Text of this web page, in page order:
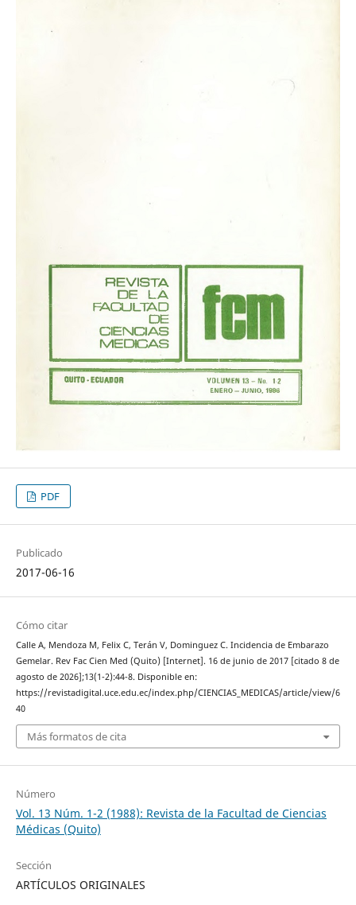
PDF
Publicado
2017-06-16
Cómo citar
Calle A, Mendoza M, Felix C, Terán V, Dominguez C. Incidencia de Embarazo
Gemelar. Rev Fac Cien Med (Quito) [Internet]. 16 de junio de 2017 [citado 8 de
agosto de 2026];13(1-2):44-8. Disponible en:
https://revistadigital.uce.edu.ec/index.php/CIENCIAS_MEDICAS/article/view/6
40
Más formatos de cita
Número
Vol. 13 Núm. 1-2 (1988): Revista de la Facultad de Ciencias
Médicas (Quito)
Sección
ARTÍCULOS ORIGINALES